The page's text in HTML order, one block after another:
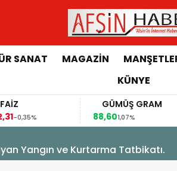
SANAT MAGAZİN
KÜNYE
FAİZ
-0,35%
GÜMÜŞ GRAM
88,601,07%
Yangın ve Kurtarma Tatbikatı.